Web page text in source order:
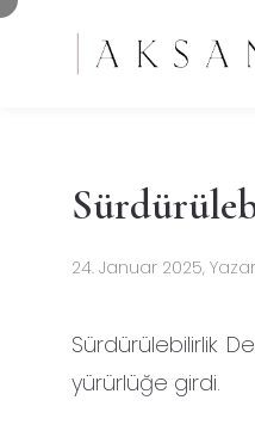
24. Januar 2025,
Sürdürülebilirlik
yürürlüğe girdi.